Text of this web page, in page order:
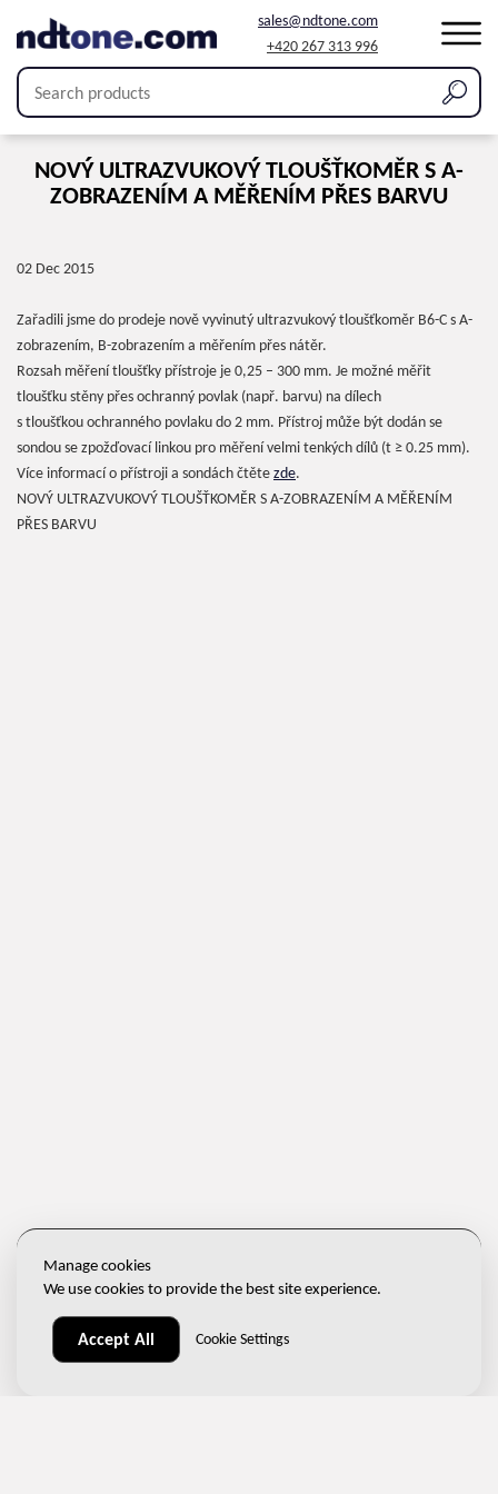
sales@ndtone.com
+420 267 313 996
NOVÝ ULTRAZVUKOVÝ TLOUŠŤKOMĚR S A-
ZOBRAZENÍM A MĚŘENÍM PŘES BARVU
02 Dec 2015
Zařadili jsme do prodeje nově vyvinutý ultrazvukový tloušťkoměr B6-C s A-
zobrazením, B-zobrazením a měřením přes nátěr.
Rozsah měření tloušťky přístroje je 0,25 – 300 mm. Je možné měřit
tloušťku stěny přes ochranný povlak (např. barvu) na dílech
s tloušťkou ochranného povlaku do 2 mm. Přístroj může být dodán se
sondou se zpožďovací linkou pro měření velmi tenkých dílů (t ≥ 0.25 mm).
Více informací o přístroji a sondách čtětezde.
NOVÝ ULTRAZVUKOVÝ TLOUŠŤKOMĚR S A-ZOBRAZENÍM A MĚŘENÍM
PŘES BARVU
Manage cookies
We use cookies to provide the best site experience.
Accept All Cookie Settings